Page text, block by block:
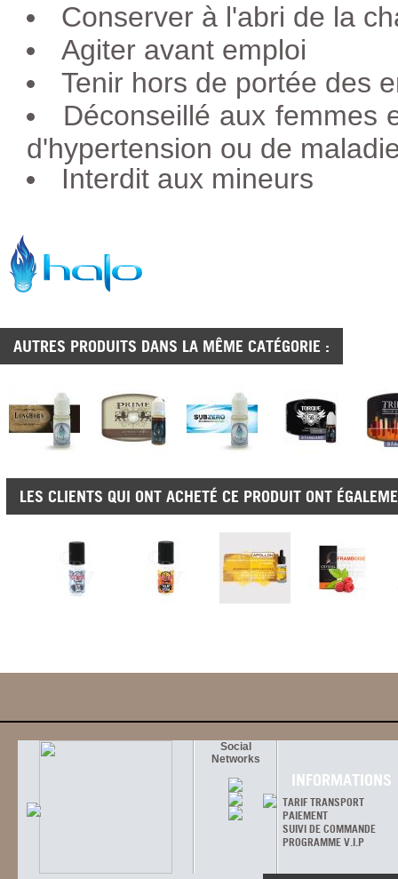
Conserver à l'abri de la
Agiter avant emploi
Tenir hors de portée des
Déconseillé aux femmes
d'hypertension ou de
Interdit aux mineurs
AUTRES PRODUITS DANS LA MÊME CATÉGORIE :
LES CLIENTS QUI ONT ACHETÉ CE PRODUIT ONT
Social
Networks
INFORMATIONS
TARIF TRANSPORT
PAIEMENT
SUIVI DE COMMANDE
PROGRAMME V.I.P